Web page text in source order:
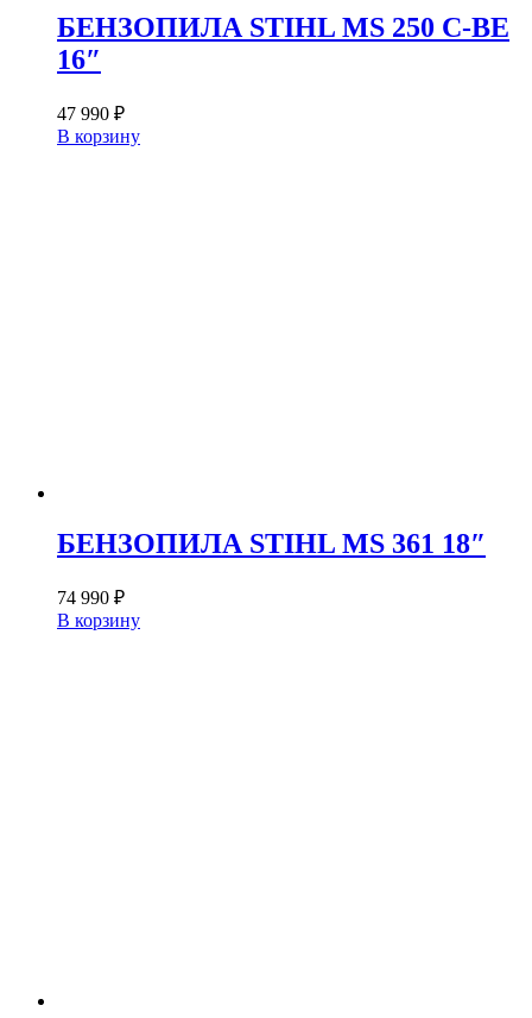
БЕНЗОПИЛА STIHL MS 250 C-BE
16″
47 990 ₽
В корзину
БЕНЗОПИЛА STIHL MS 361 18″
74 990 ₽
В корзину